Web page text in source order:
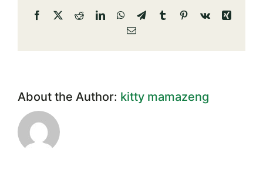
กู้
Facebook
X RedditLinkedInWhatsApp
TelegramTumblrPinterest
Vk
Xing
Email
About the Author: kitty mamazeng